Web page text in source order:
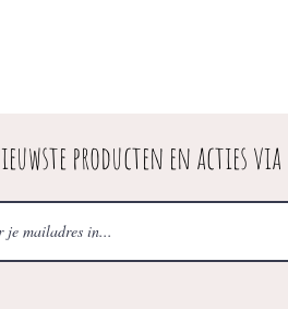
producten en acties